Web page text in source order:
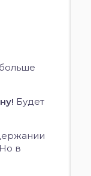
Будет
в